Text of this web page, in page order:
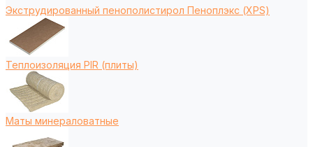
Экструдированный пенополистирол Пеноплэкс (XPS)
Теплоизоляция PIR (плиты)
Маты минераловатные